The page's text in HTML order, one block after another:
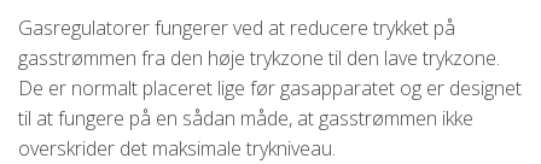
Gasregulatorer fungerer ved at reducere trykket på
gasstrømmen fra den høje trykzone til den lave trykzone.
De er normalt placeret lige før gasapparatet og er designet
til at fungere på en sådan måde, at gasstrømmen ikke
overskrider det maksimale trykniveau.